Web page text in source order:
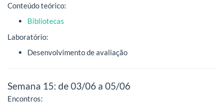
Conteúdo teórico:
Bibliotecas
Laboratório:
Desenvolvimento de avaliação
Semana 15: de 03/06 a 05/06
Encontros: